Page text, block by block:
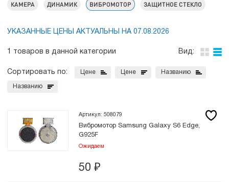
КАМЕРА ДИНАМИК ВИБРОМОТОР ЗАЩИТНОЕ СТЕКЛО
УКАЗАННЫЕ ЦЕНЫ АКТУАЛЬНЫ НА 07.08.2026
1 товаров в данной категории Вид:
Сортировать по: Цене Цене Названию
Названию
Артикул: 508079
Вибромотор Samsung Galaxy S6 Edge,
G925F
Ожидаем
50 ₽